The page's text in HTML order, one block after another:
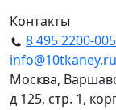
Контакты
8 495 2200-005
info@10tkaney.ru
Москва,
д 125, стр. 1,